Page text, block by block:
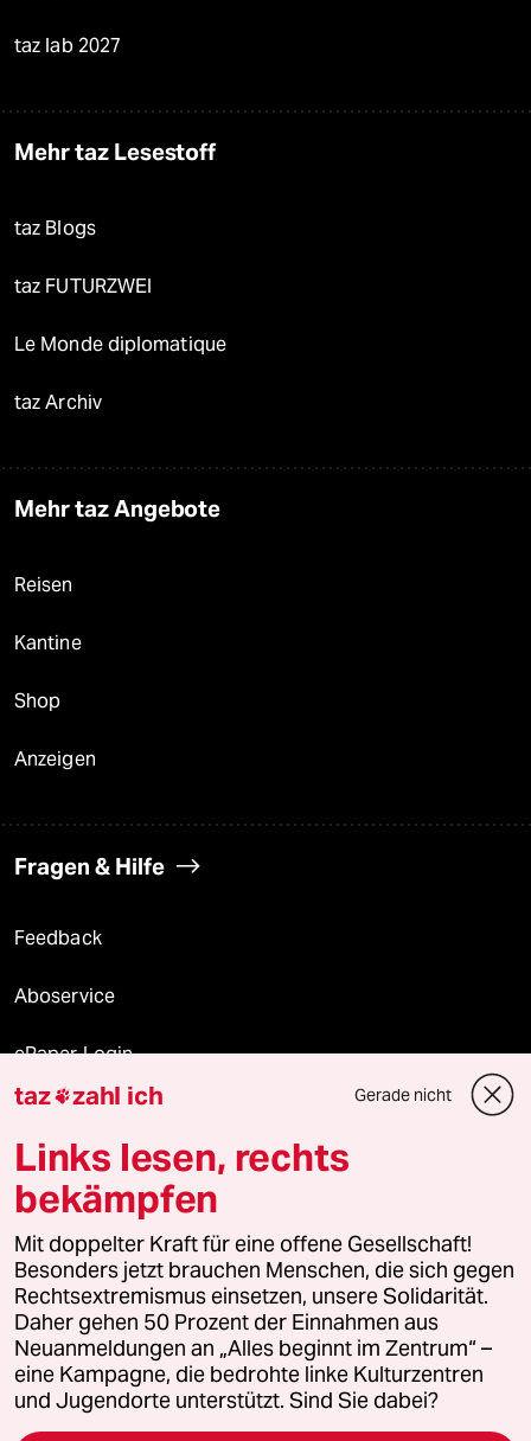
taz lab 2027
Mehr taz Lesestoff
taz Blogs
taz FUTURZWEI
Le Monde diplomatique
taz Archiv
Mehr taz Angebote
Reisen
Kantine
Shop
Anzeigen
Fragen & Hilfe
Feedback
Aboservice
ePaper Login
Downloads für Abonnierende
© 2026 taz Verlags und Vertriebs GmbH
Alle Rechte vorbehalten. Bei rechtlichen Fragen oder für Genehmigungen
wenden Sie sich bitte an
lizenzen@taz.de
Feedback Redaktionsstatut Kommune-Richtlinien
Leitlinie Informant Datenschutz Impressum AGB
taz zahl ich Gerade nicht
Links lesen, rechts
bekämpfen
Mit doppelter Kraft für eine offene Gesellschaft!
Besonders jetzt brauchen Menschen, die sich gegen
Rechtsextremismus einsetzen, unsere Solidarität.
Daher gehen 50 Prozent der Einnahmen aus
Neuanmeldungen an „Alles beginnt im Zentrum“ –
eine Kampagne, die bedrohte linke Kulturzentren
und Jugendorte unterstützt. Sind Sie dabei?